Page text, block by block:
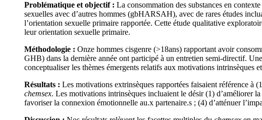
Problématique et objectif : La consommation des substances en
sexuelles avec d’autres hommes (gbHARSAH), avec de rares études
l’orientation sexuelle primaire rapportée. Cette étude qualitative
leur orientation sexuelle primaire.
Méthodologie : Onze hommes cisgenre (>18ans) rapportant avoir
GHB) dans la dernière année ont participé à un entretien semi-directif.
conceptualiser les thèmes émergents relatifs aux motivations intrinsèques
Résultats : Les motivations extrinsèques rapportées faisaient référence à
chemsex. Les motivations intrinsèques incluaient le désir (1) d’améliorer
favoriser la connexion émotionnelle au.x partenaire.s ; (4) d’atténuer